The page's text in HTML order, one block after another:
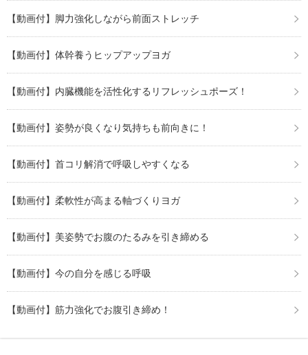
【動画付】脚力強化しながら前面ストレッチ
【動画付】体幹養うヒップアップヨガ
【動画付】内臓機能を活性化するリフレッシュポーズ！
【動画付】姿勢が良くなり気持ちも前向きに！
【動画付】首コリ解消で呼吸しやすくなる
【動画付】柔軟性が高まる軸づくりヨガ
【動画付】美姿勢でお腹のたるみを引き締める
【動画付】今の自分を感じる呼吸
【動画付】筋力強化でお腹引き締め！